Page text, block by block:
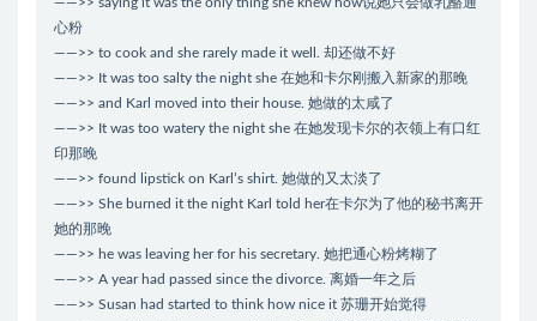
心粉
——>> to cook and she rarely made it well. 却还做不好
——>> It was too salty the night she 在她和卡尔刚搬入新家的那晚
——>> and Karl moved into their house. 她做的太咸了
——>> It was too watery the night she 在她发现卡尔的衣领上有口红
印那晚
——>> found lipstick on Karl’s shirt. 她做的又太淡了
——>> She burned it the night Karl told her在卡尔为了他的秘书离开
她的那晚
——>> he was leaving her for his secretary. 她把通心粉烤糊了
——>> A year had passed since the divorce. 离婚一年之后
——>> Susan had started to think how nice it 苏珊开始觉得